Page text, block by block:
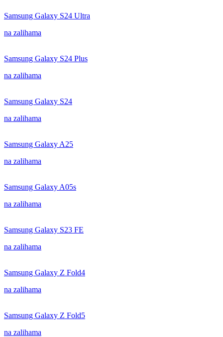
Samsung Galaxy S24 Ultra
na zalihama
Samsung Galaxy S24 Plus
na zalihama
Samsung Galaxy S24
na zalihama
Samsung Galaxy A25
na zalihama
Samsung Galaxy A05s
na zalihama
Samsung Galaxy S23 FE
na zalihama
Samsung Galaxy Z Fold4
na zalihama
Samsung Galaxy Z Fold5
na zalihama